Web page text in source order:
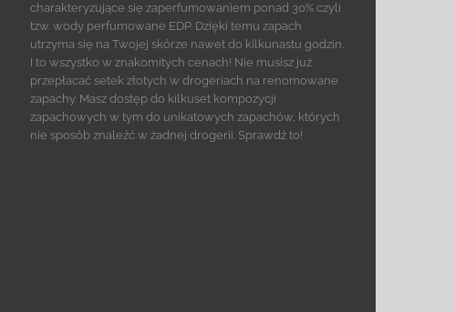
charakteryzujące się zaperfumowaniem ponad 30% czyli
tzw. wody perfumowane EDP. Dzięki temu zapach
utrzyma się na Twojej skórze nawet do kilkunastu godzin.
I to wszystko w znakomitych cenach! Nie musisz już
przepłacać setek złotych w drogeriach na renomowane
zapachy. Masz dostęp do kilkuset kompozycji
zapachowych w tym do unikatowych zapachów, których
nie sposób znaleźć w żadnej drogerii. Sprawdź to!